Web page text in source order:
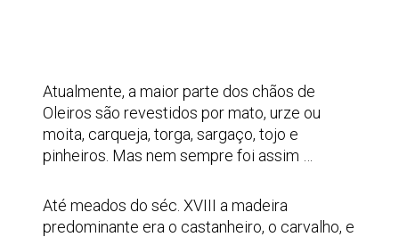
Atualmente, a maior parte dos chãos de
Oleiros são revestidos por mato, urze ou
moita, carqueja, torga, sargaço, tojo e
pinheiros. Mas nem sempre foi assim …
Até meados do séc. XVIII a madeira
predominante era o castanheiro, o carvalho, e